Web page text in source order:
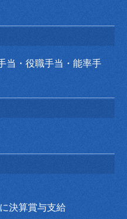
当・役職手当・能率手
決算賞与支給